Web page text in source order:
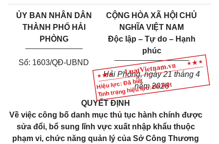
Hiệu lực: Đã biết
Tình trạng hiệu lực: Đã biết
ỦY BAN NHÂN DÂN
THÀNH PHỐ HẢI
PHÒNG
Số: 1603/QĐ-UBND
CỘNG HÒA XÃ HỘI CHỦ
NGHĨA VIỆT NAM
Độc lập – Tự do – Hạnh
phúc
_________________
Hải Phòng, ngày 21 tháng 4
năm 2026
QUYẾT ĐỊNH
Về việc công bố danh mục thủ tục hành chính được
sửa đổi, bổ sung lĩnh vực xuất nhập khẩu thuộc
phạm vi, chức năng quản lý của Sở Công Thương